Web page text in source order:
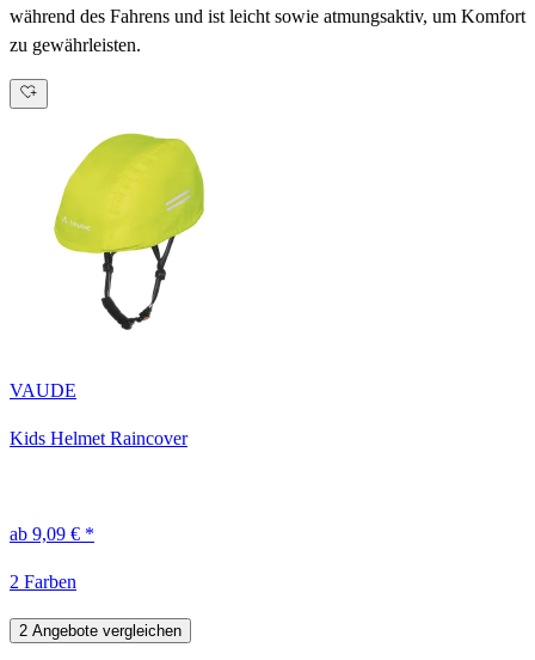
während des Fahrens und ist leicht sowie atmungsaktiv, um Komfort
zu gewährleisten.
VAUDE
Kids Helmet Raincover
ab 9,09 € *
2 Farben
2 Angebote vergleichen